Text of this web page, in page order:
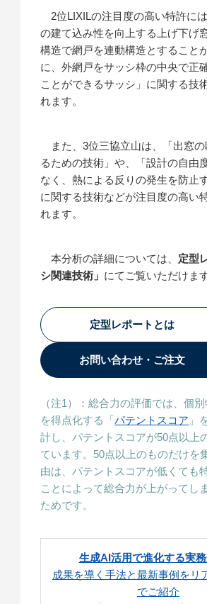
2位LIXILの注目度の高い特許に
の建て込み性を向上する上げ下げ
構造で網戸を連動構造とすること
に、外網戸をサッシ枠の中央で正
ことができるサッシ」に関する技
れます。
また、3位三協立山は、「出窓の
るための技術」や、「設計の自由
なく、熱による反りの発生を防止
に関する技術などが注目度の高い
れます。
本分析の詳細については、 定型
シ関連技術」 にてご覧いただけます
定型レポートとは
お問い合わせ・ご注文
（注1）：総合力の評価では、個
を得点化する「パテントスコア 」
計し、パテントスコアが50点以上
ています。50点以上のものだけを
由は、パテントスコアが低くても
ことによって総合力が上がってし
ためです。
生成AI活用で進化する実務
成果を導く手法と最新事例をリ
でご紹介